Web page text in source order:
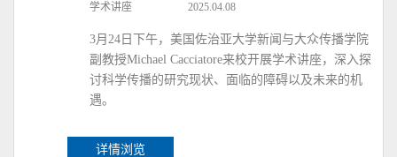
学术讲座 2025.04.08
3月24日下午，美国佐治亚大学新闻与大众传播学院
副教授Michael Cacciatore来校开展学术讲座，深入探
讨科学传播的研究现状、面临的障碍以及未来的机
遇。
详情浏览